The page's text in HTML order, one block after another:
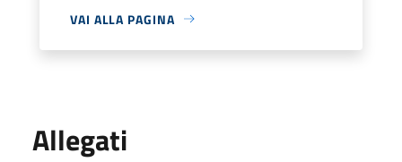
VAI ALLA PAGINA
Allegati